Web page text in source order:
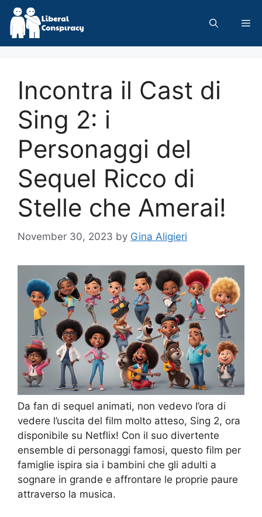
Skip
content
Incontra il Cast di
Sing 2: i
Personaggi del
Sequel Ricco di
Stelle che Amerai!
November 30, 2023 by Gina Aligieri
Da fan di sequel animati, non vedevo l’ora di
vedere l’uscita del film molto atteso, Sing 2, ora
disponibile su Netflix! Con il suo divertente
ensemble di personaggi famosi, questo film per
famiglie ispira sia i bambini che gli adulti a
sognare in grande e affrontare le proprie paure
attraverso la musica.